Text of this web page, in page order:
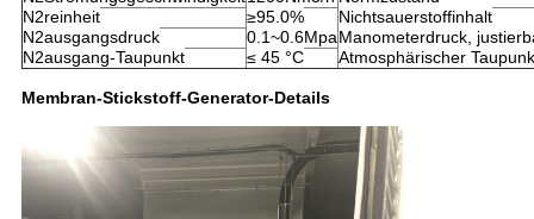
N2reinheit
≥95.0%
Nichtsauerstoffinhalt
N2ausgangsdruck
0.1~0.6MpaManometerdruck,
N2ausgang-Taupunkt
≤ 45 °C Atmosphärischer
Membran-Stickstoff-Generator-Details